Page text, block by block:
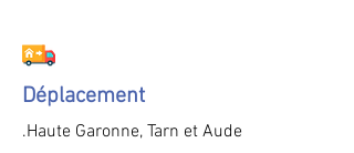
Déplacement
.Haute Garonne, Tarn et Aude